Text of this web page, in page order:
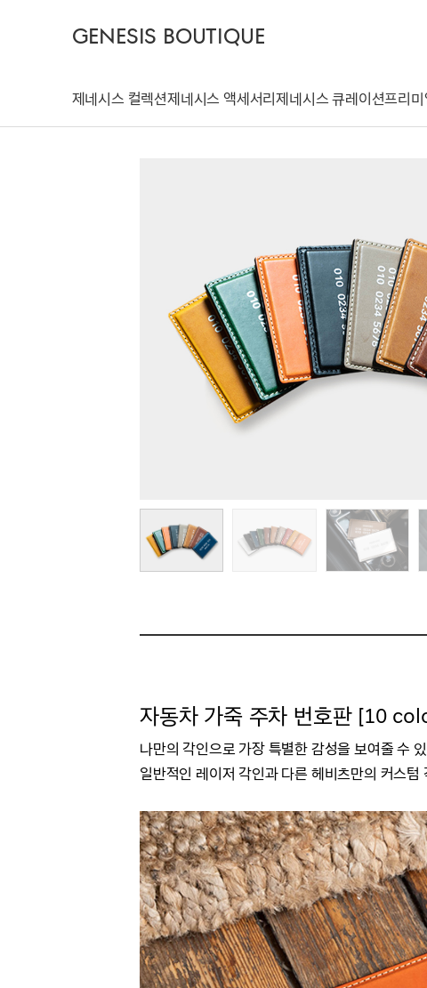
GENESIS BOUTIQUE
제네시스 컬렉션제네시스 액세서리제네시스 큐레이션프리
자동차 가죽 주차 번호판 [10
나만의 각인으로 가장 특별한 감성을 보여줄 수
일반적인 레이저 각인과 다른 헤비츠만의 커스